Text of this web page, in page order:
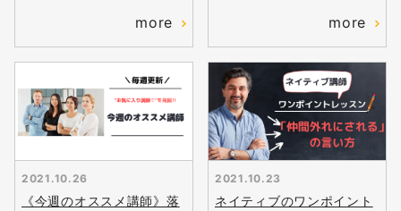
more
more
2021.10.26
《今週のオススメ講師》落
2021.10.23
ネイティブのワンポイント